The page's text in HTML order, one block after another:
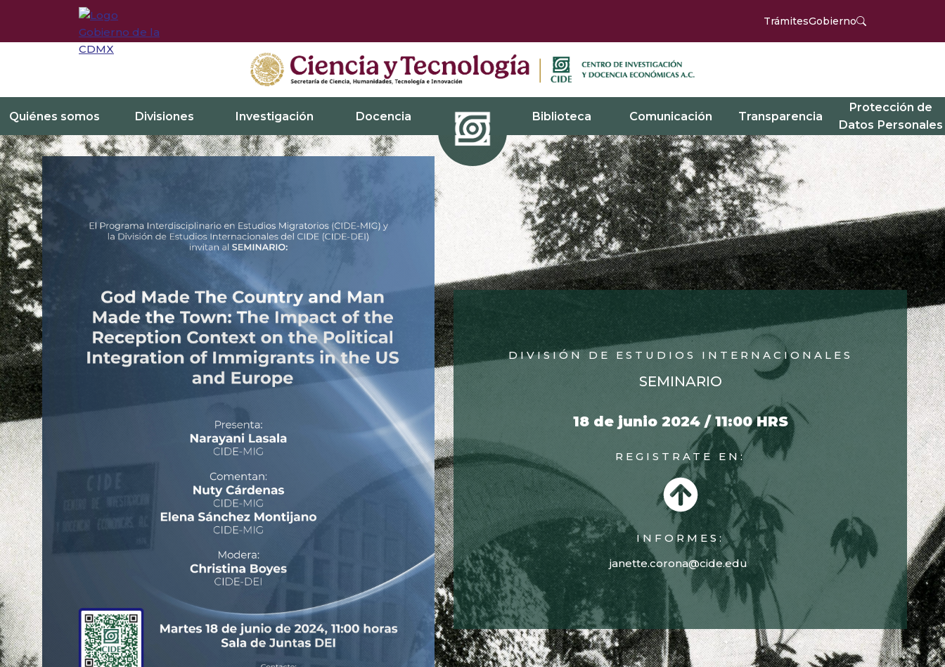
TrámitesGobierno
Quiénes somos Divisiones Investigación Docencia Biblioteca Comunicación Transparencia
Protección de
Datos Personales
DIVISIÓN DE ESTUDIOS INTERNACIONALES
SEMINARIO
18 de junio 2024 / 11:00 HRS
REGISTRATE EN:
INFORMES:
janette.corona@cide.edu